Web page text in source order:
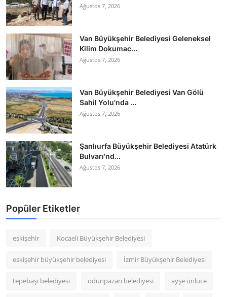
Ağustos 7, 2026
Van Büyükşehir Belediyesi Geleneksel
Kilim Dokumac...
Ağustos 7, 2026
Van Büyükşehir Belediyesi Van Gölü
Sahil Yolu'nda ...
Ağustos 7, 2026
Şanlıurfa Büyükşehir Belediyesi Atatürk
Bulvarı'nd...
Ağustos 7, 2026
Popüler Etiketler
eskişehir Kocaeli Büyükşehir Belediyesi
eskişehir büyükşehir belediyesi İzmir Büyükşehir Belediyesi
tepebaşı belediyesi odunpazarı belediyesi ayşe ünlüce